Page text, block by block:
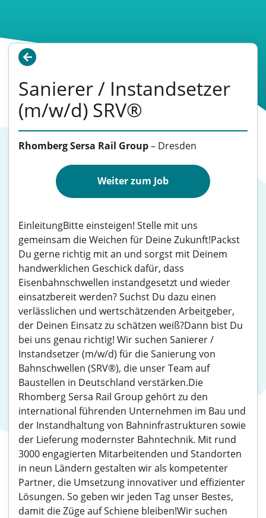
Sanierer / Instandsetzer
(m/w/d) SRV®
Rhomberg Sersa Rail Group– Dresden
Weiter zum Job
EinleitungBitte einsteigen! Stelle mit uns
gemeinsam die Weichen für Deine Zukunft!Packst
Du gerne richtig mit an und sorgst mit Deinem
handwerklichen Geschick dafür, dass
Eisenbahnschwellen instandgesetzt und wieder
einsatzbereit werden? Suchst Du dazu einen
verlässlichen und wertschätzenden Arbeitgeber,
der Deinen Einsatz zu schätzen weiß?Dann bist Du
bei uns genau richtig! Wir suchen Sanierer /
Instandsetzer (m/w/d) für die Sanierung von
Bahnschwellen (SRV®), die unser Team auf
Baustellen in Deutschland verstärken.Die
Rhomberg Sersa Rail Group gehört zu den
international führenden Unternehmen im Bau und
der Instandhaltung von Bahninfrastrukturen sowie
der Lieferung modernster Bahntechnik. Mit rund
3000 engagierten Mitarbeitenden und Standorten
in neun Ländern gestalten wir als kompetenter
Partner, die Umsetzung innovativer und effizienter
Lösungen. So geben wir jeden Tag unser Bestes,
damit die Züge auf Schiene bleiben!Wir suchen